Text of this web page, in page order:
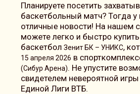
Планируете посетить
баскетбольный матч? Тогда у
отличные новости! На нашем
можете легко и быстро
баскетбол Зенит БК – УНИКС,
15 апреля 2026 в
(Сибур Арена). Не упустите
свидетелем невероятной
Единой Лиги ВТБ.